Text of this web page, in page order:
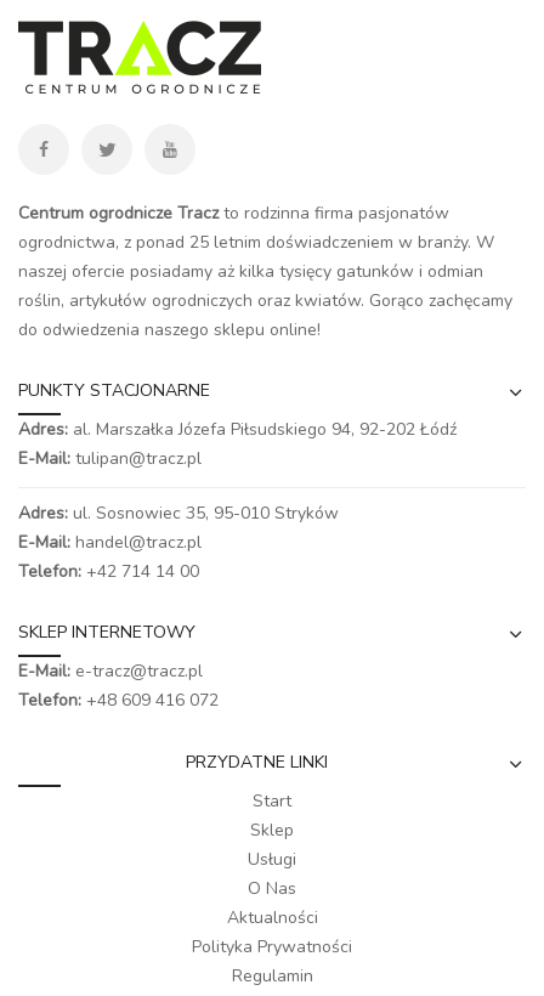
Centrum ogrodnicze Traczto rodzinna firma pasjonatów
ogrodnictwa, z ponad 25 letnim doświadczeniem w branży. W
naszej ofercie posiadamy aż kilka tysięcy gatunków i odmian
roślin, artykułów ogrodniczych oraz kwiatów. Gorąco zachęcamy
do odwiedzenia naszego sklepu online!
PUNKTY STACJONARNE
Adres: al. Marszałka Józefa Piłsudskiego 94, 92-202 Łódź
E-Mail: tulipan@tracz.pl
Adres: ul. Sosnowiec 35, 95-010 Stryków
E-Mail: handel@tracz.pl
Telefon: +42 714 14 00
SKLEP INTERNETOWY
E-Mail: e-tracz@tracz.pl
Telefon: +48 609 416 072
PRZYDATNE LINKI
Start
Sklep
Usługi
O Nas
Aktualności
Polityka Prywatności
Regulamin